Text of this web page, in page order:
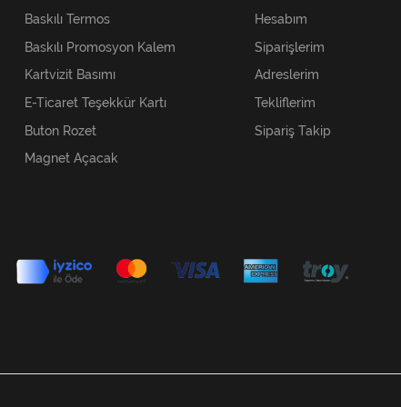
Baskılı Termos
Baskılı Promosyon Kalem
Kartvizit Basımı
E-Ticaret Teşekkür Kartı
Buton Rozet
Magnet Açacak
Hesabım
Siparişlerim
Adreslerim
Tekliflerim
Sipariş Takip